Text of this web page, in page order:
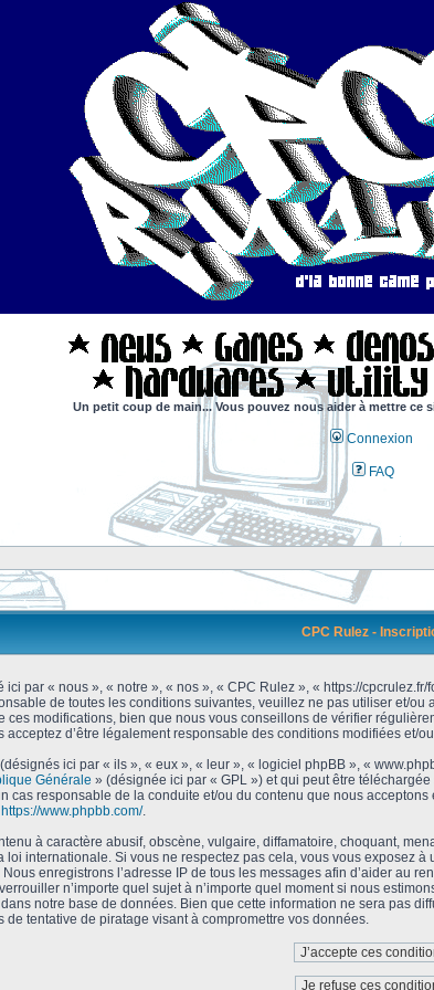
Un petit coup de main... Vous pouvez nous aider à mettre ce
Connexion
FAQ
CPC Rulez -
par « nous », « notre », « nos », « CPC Rulez », « https://
de toutes les conditions suivantes, veuillez ne pas utiliser et/
ces modifications, bien que nous vous conseillons de vérifier
d’être légalement responsable des conditions modifiées et/
ici par « ils », « eux », « leur », « logiciel phpBB », «
Générale » (désignée ici par « GPL ») et qui peut être téléchargée
cas responsable de la conduite et/ou du contenu que nous
https://www.phpbb.com/.
à caractère abusif, obscène, vulgaire, diffamatoire, choquant,
internationale. Si vous ne respectez pas cela, vous vous exposez
enregistrons l’adresse IP de tous les messages afin d’aider au
n’importe quel sujet à n’importe quel moment si nous
notre base de données. Bien que cette information ne sera pas
tentative de piratage visant à compromettre vos données.